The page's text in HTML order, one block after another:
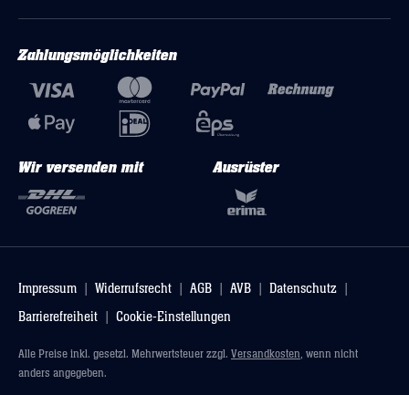
Zahlungsmöglichkeiten
Wir versenden mit Ausrüster
Impressum Widerrufsrecht AGB AVB Datenschutz
Barrierefreiheit Cookie-Einstellungen
Alle Preise inkl. gesetzl. Mehrwertsteuer zzgl. Versandkosten, wenn nicht
anders angegeben.